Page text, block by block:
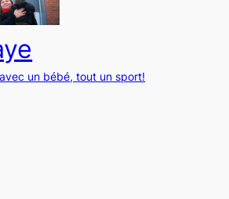
avec un bébé, tout un sport!